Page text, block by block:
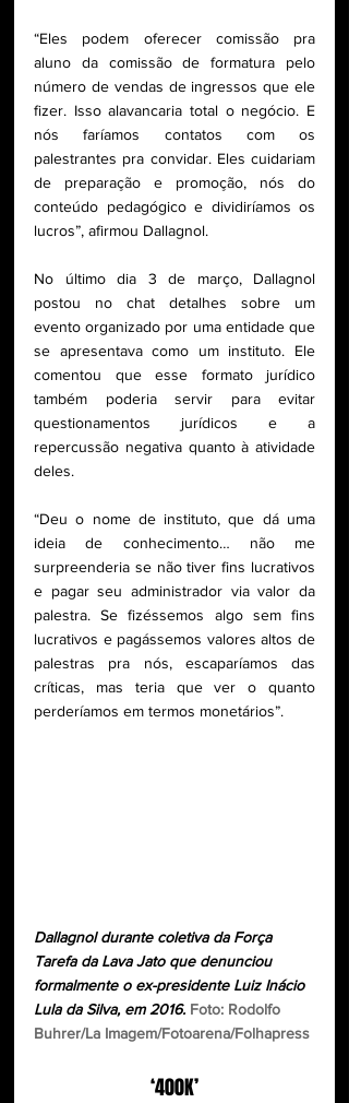
“Eles podem oferecer comissão pra
aluno da comissão de formatura pelo
número de vendas de ingressos que ele
fizer. Isso alavancaria total o negócio. E
nós faríamos contatos com os
palestrantes pra convidar. Eles cuidariam
de preparação e promoção, nós do
conteúdo pedagógico e dividiríamos os
lucros”, afirmou Dallagnol.
No último dia 3 de março, Dallagnol
postou no chat detalhes sobre um
evento organizado por uma entidade que
se apresentava como um instituto. Ele
comentou que esse formato jurídico
também poderia servir para evitar
questionamentos jurídicos e a
repercussão negativa quanto à atividade
deles.
“Deu o nome de instituto, que dá uma
ideia de conhecimento… não me
surpreenderia se não tiver fins lucrativos
e pagar seu administrador via valor da
palestra. Se fizéssemos algo sem fins
lucrativos e pagássemos valores altos de
palestras pra nós, escaparíamos das
críticas, mas teria que ver o quanto
perderíamos em termos monetários”.
Dallagnol durante coletiva da Força
Tarefa da Lava Jato que denunciou
formalmente o ex-presidente Luiz Inácio
Lula da Silva, em 2016. Foto: Rodolfo
Buhrer/La Imagem/Fotoarena/Folhapress
‘400K’